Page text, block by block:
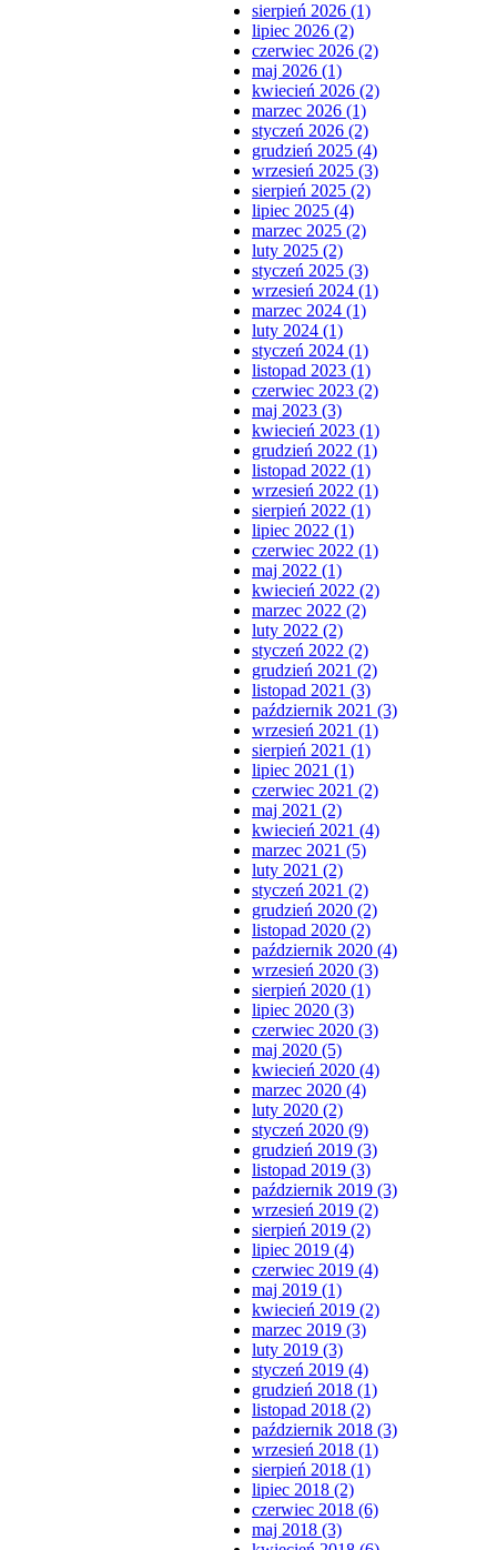
sierpień 2026 (1)
lipiec 2026 (2)
czerwiec 2026 (2)
maj 2026 (1)
kwiecień 2026 (2)
marzec 2026 (1)
styczeń 2026 (2)
grudzień 2025 (4)
wrzesień 2025 (3)
sierpień 2025 (2)
lipiec 2025 (4)
marzec 2025 (2)
luty 2025 (2)
styczeń 2025 (3)
wrzesień 2024 (1)
marzec 2024 (1)
luty 2024 (1)
styczeń 2024 (1)
listopad 2023 (1)
czerwiec 2023 (2)
maj 2023 (3)
kwiecień 2023 (1)
grudzień 2022 (1)
listopad 2022 (1)
wrzesień 2022 (1)
sierpień 2022 (1)
lipiec 2022 (1)
czerwiec 2022 (1)
maj 2022 (1)
kwiecień 2022 (2)
marzec 2022 (2)
luty 2022 (2)
styczeń 2022 (2)
grudzień 2021 (2)
listopad 2021 (3)
październik 2021 (3)
wrzesień 2021 (1)
sierpień 2021 (1)
lipiec 2021 (1)
czerwiec 2021 (2)
maj 2021 (2)
kwiecień 2021 (4)
marzec 2021 (5)
luty 2021 (2)
styczeń 2021 (2)
grudzień 2020 (2)
listopad 2020 (2)
październik 2020 (4)
wrzesień 2020 (3)
sierpień 2020 (1)
lipiec 2020 (3)
czerwiec 2020 (3)
maj 2020 (5)
kwiecień 2020 (4)
marzec 2020 (4)
luty 2020 (2)
styczeń 2020 (9)
grudzień 2019 (3)
listopad 2019 (3)
październik 2019 (3)
wrzesień 2019 (2)
sierpień 2019 (2)
lipiec 2019 (4)
czerwiec 2019 (4)
maj 2019 (1)
kwiecień 2019 (2)
marzec 2019 (3)
luty 2019 (3)
styczeń 2019 (4)
grudzień 2018 (1)
listopad 2018 (2)
październik 2018 (3)
wrzesień 2018 (1)
sierpień 2018 (1)
lipiec 2018 (2)
czerwiec 2018 (6)
maj 2018 (3)